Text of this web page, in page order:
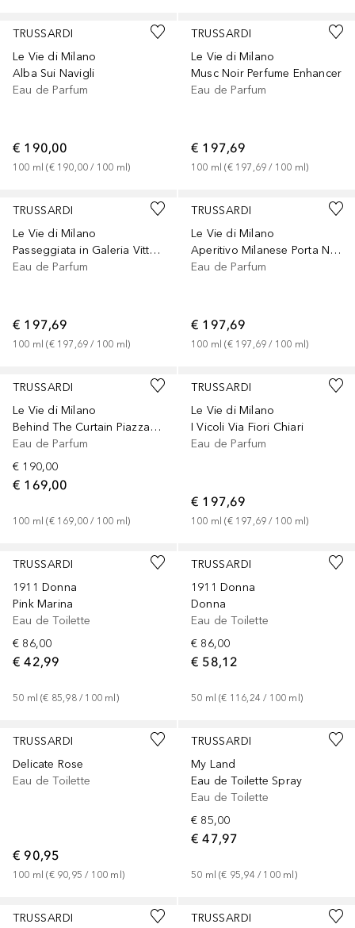
TRUSSARDI
Le Vie di Milano
Alba Sui Navigli
Eau de Parfum
€ 190,00
100 ml (€ 190,00 / 100 ml)
TRUSSARDI
Le Vie di Milano
Musc Noir Perfume Enhancer
Eau de Parfum
€ 197,69
100 ml (€ 197,69 / 100 ml)
TRUSSARDI
Le Vie di Milano
Passeggiata in Galeria Vittorio Emanuele II
Eau de Parfum
€ 197,69
100 ml (€ 197,69 / 100 ml)
TRUSSARDI
Le Vie di Milano
Aperitivo Milanese Porta Nuova
Eau de Parfum
€ 197,69
100 ml (€ 197,69 / 100 ml)
TRUSSARDI
Le Vie di Milano
Behind The Curtain Piazza Alla Scala
Eau de Parfum
€ 190,00
€ 169,00
100 ml (€ 169,00 / 100 ml)
TRUSSARDI
Le Vie di Milano
I Vicoli Via Fiori Chiari
Eau de Parfum
€ 197,69
100 ml (€ 197,69 / 100 ml)
TRUSSARDI
1911 Donna
Pink Marina
Eau de Toilette
€ 86,00
€ 42,99
50 ml (€ 85,98 / 100 ml )
TRUSSARDI
1911 Donna
Donna
Eau de Toilette
€ 86,00
€ 58,12
50 ml (€ 116,24 / 100 ml )
TRUSSARDI
Delicate Rose
Eau de Toilette
€ 90,95
100 ml (€ 90,95 / 100 ml )
TRUSSARDI
My Land
Eau de Toilette Spray
Eau de Toilette
€ 85,00
€ 47,97
50 ml (€ 95,94 / 100 ml )
TRUSSARDI
TRUSSARDI